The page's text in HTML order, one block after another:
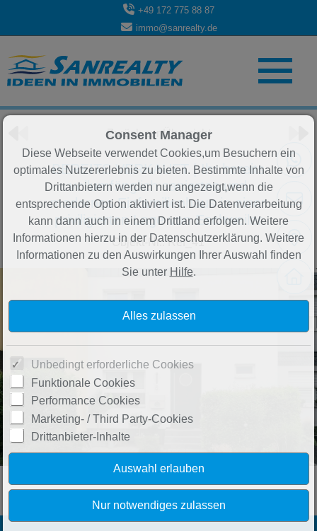
+49 172 775 88 87
immo@sanrealty.de
Zurück zur Übersicht
BEREITS VERKAUFT | Ihr bereits
vollumfänglich saniertes und
modernes Einfamilienhaus in einer
priviligierten Lage von Eschweiler
Objekt-Nr.: Ref_41
Consent Manager
Diese Webseite verwendet Cookies,um Besuchern ein
optimales Nutzererlebnis zu bieten. Bestimmte Inhalte von
Drittanbietern werden nur angezeigt,wenn die
entsprechende Option aktiviert ist. Die Datenverarbeitung
kann dann auch in einem Drittland erfolgen. Weitere
Informationen hierzu in der Datenschutzerklärung. Weitere
Informationen zu den Auswirkungen Ihrer Auswahl finden
Sie unter Hilfe.
Unbedingt erforderliche Cookies
Funktionale Cookies
Performance Cookies
Marketing- / Third Party-Cookies
Drittanbieter-Inhalte